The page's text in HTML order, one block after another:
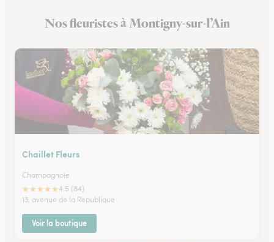
Fleuristes à Moirans-en-Montagne
Nos fleuristes à Montigny-sur-l’Ain
Chaillet Fleurs
Champagnole
★★★★★4.5 (84)
13, avenue de la Republique
Voir la boutique